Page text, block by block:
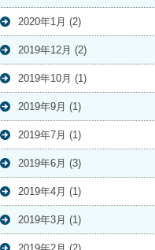
2020年1月 (2)
2019年12月 (2)
2019年10月 (1)
2019年9月 (1)
2019年7月 (1)
2019年6月 (3)
2019年4月 (1)
2019年3月 (1)